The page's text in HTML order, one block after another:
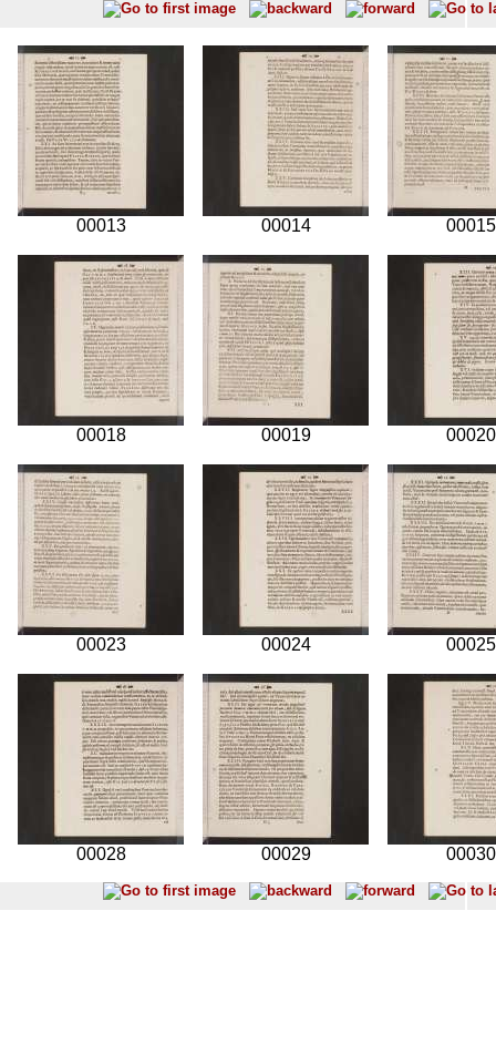
00013 00014 00015
00018 00019 00020
00023 00024 00025
00028 00029 00030